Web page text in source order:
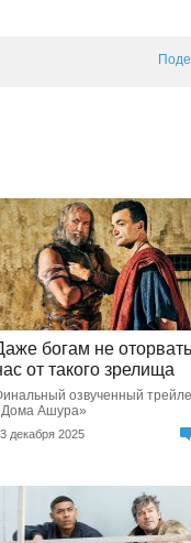
богам не
от такого зрелища
озвученный
Ашура»
декабря 2025